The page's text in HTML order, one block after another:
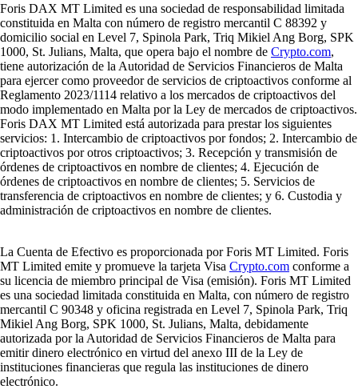
Foris DAX MT Limited es una sociedad de responsabilidad limitada
constituida en Malta con número de registro mercantil C 88392 y
domicilio social en Level 7, Spinola Park, Triq Mikiel Ang Borg, SPK
1000, St. Julians, Malta, que opera bajo el nombre de Crypto.com,
tiene autorización de la Autoridad de Servicios Financieros de Malta
para ejercer como proveedor de servicios de criptoactivos conforme al
Reglamento 2023/1114 relativo a los mercados de criptoactivos del
modo implementado en Malta por la Ley de mercados de criptoactivos.
Foris DAX MT Limited está autorizada para prestar los siguientes
servicios: 1. Intercambio de criptoactivos por fondos; 2. Intercambio de
criptoactivos por otros criptoactivos; 3. Recepción y transmisión de
órdenes de criptoactivos en nombre de clientes; 4. Ejecución de
órdenes de criptoactivos en nombre de clientes; 5. Servicios de
transferencia de criptoactivos en nombre de clientes; y 6. Custodia y
administración de criptoactivos en nombre de clientes.
La Cuenta de Efectivo es proporcionada por Foris MT Limited. Foris
MT Limited emite y promueve la tarjeta Visa Crypto.com conforme a
su licencia de miembro principal de Visa (emisión). Foris MT Limited
es una sociedad limitada constituida en Malta, con número de registro
mercantil C 90348 y oficina registrada en Level 7, Spinola Park, Triq
Mikiel Ang Borg, SPK 1000, St. Julians, Malta, debidamente
autorizada por la Autoridad de Servicios Financieros de Malta para
emitir dinero electrónico en virtud del anexo III de la Ley de
instituciones financieras que regula las instituciones de dinero
electrónico.